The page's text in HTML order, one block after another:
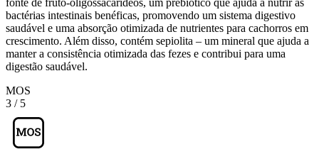
bactérias intestinais benéficas, promovendo um sistema digestivo
saudável e uma absorção otimizada de nutrientes para cachorros em
crescimento. Além disso, contém sepiolita – um mineral que ajuda a
manter a consistência otimizada das fezes e contribui para uma
digestão saudável.
MOS
3 / 5